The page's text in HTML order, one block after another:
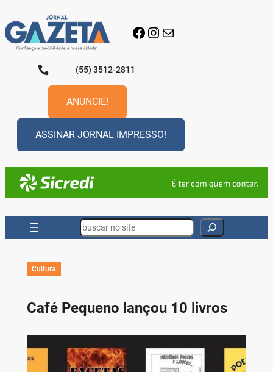
para
o
conteúdo
Facebook
Instagram
E-mail
(55) 3512-2811
ANUNCIE!
ASSINAR JORNAL IMPRESSO!
Search
Cultura
Café Pequeno lançou 10 livros